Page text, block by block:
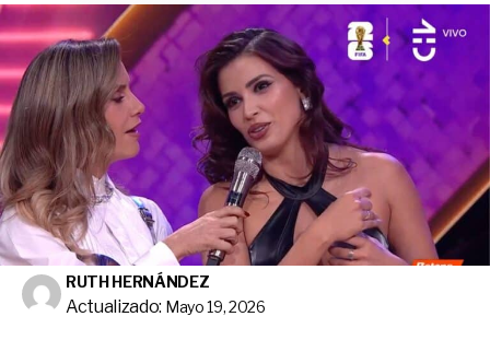
RUTH HERNÁNDEZ
Actualizado: Mayo 19, 2026